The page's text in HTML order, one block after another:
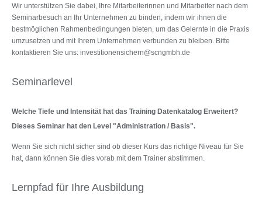
Wir unterstützen Sie dabei, Ihre Mitarbeiterinnen und Mitarbeiter nach dem
Seminarbesuch an Ihr Unternehmen zu binden, indem wir ihnen die
bestmöglichen Rahmenbedingungen bieten, um das Gelernte in die Praxis
umzusetzen und mit Ihrem Unternehmen verbunden zu bleiben. Bitte
kontaktieren Sie uns: investitionensichern@scngmbh.de
Seminarlevel
Welche Tiefe und Intensität hat das Training Datenkatalog Erweitert?
Dieses Seminar hat den Level "Administration / Basis".
Wenn Sie sich nicht sicher sind ob dieser Kurs das richtige Niveau für Sie
hat, dann können Sie dies vorab mit dem Trainer abstimmen.
Lernpfad für Ihre Ausbildung